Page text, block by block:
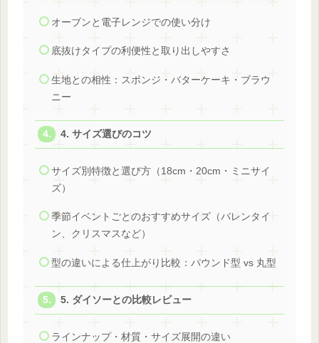
オーブンと電子レンジでの使い分け
底抜けタイプの利便性と取り出しやすさ
生地との相性：スポンジ・バターケーキ・ブラウ
ニー
4. サイズ選びのコツ
サイズ別特徴と選び方（18cm・20cm・ミニサイ
ズ）
季節イベントごとのおすすめサイズ（バレンタイ
ン、クリスマスなど）
型の違いによる仕上がり比較：パウンド型 vs 丸型
5. ダイソーとの比較レビュー
ラインナップ・材質・サイズ展開の違い